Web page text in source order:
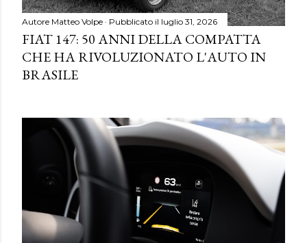
Autore Matteo Volpe Pubblicato il luglio 31, 2026
FIAT 147: 50 ANNI DELLA COMPATTA
CHE HA RIVOLUZIONATO L'AUTO IN
BRASILE